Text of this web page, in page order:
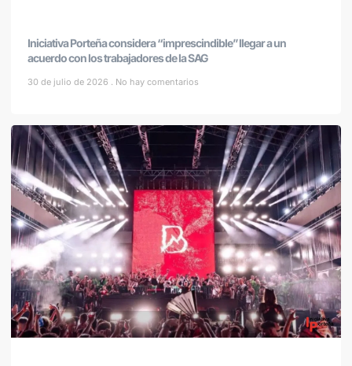
Iniciativa Porteña considera “imprescindible” llegar a un
acuerdo con los trabajadores de la SAG
30 de julio de 2026 No hay comentarios